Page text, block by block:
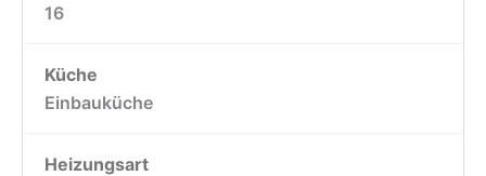
16
Küche
Einbauküche
Heizungsart